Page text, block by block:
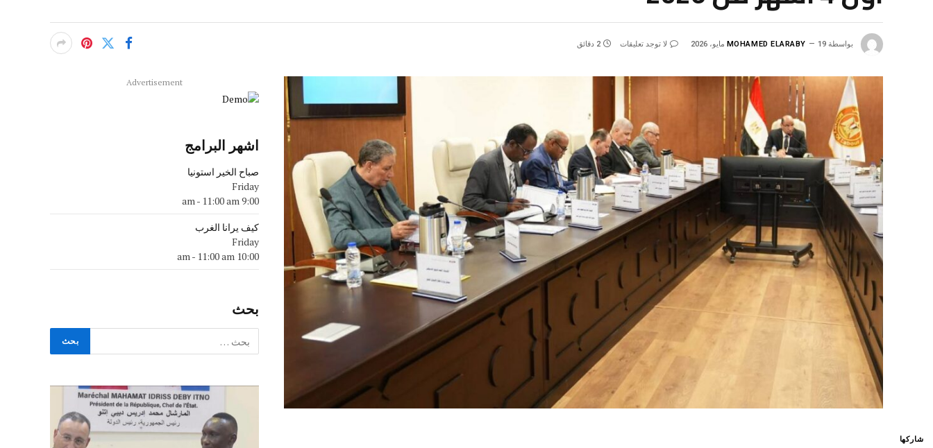
بواسطة MOHAMED ELARABY 19 مايو، 2026 لا توجد تعليقات 2 دقائق
شاركها
Advertisement
اشهر البرامج
صباح الخير استونيا
Friday
9:00 am
- 11:00 am
كيف يرانا الغرب
Friday
10:00 am
- 11:00 am
بحث